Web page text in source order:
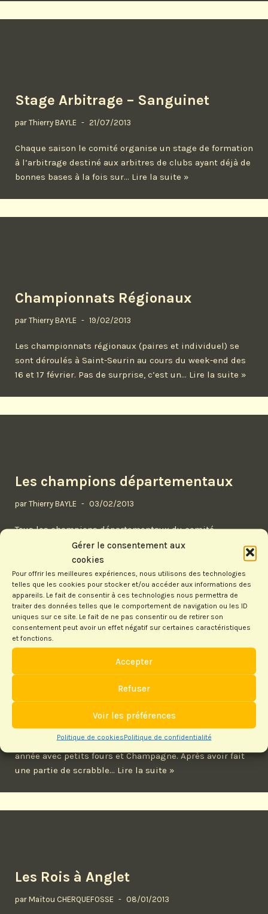
Gérer le consentement aux
cookies
Pour offrir les meilleures expériences, nous utilisons des technologies
telles que les cookies pour stocker et/ou accéder aux informations des
appareils. Le fait de consentir à ces technologies nous permettra de
traiter des données telles que le comportement de navigation ou les ID
uniques sur ce site. Le fait de ne pas consentir ou de retirer son
consentement peut avoir un effet négatif sur certaines caractéristiques
et fonctions.
Accepter
Refuser
Voir les préférences
Politique de cookiesPolitique de confidentialité
Stage Arbitrage – Sanguinet
par Thierry BAYLE 21/07/2013
Chaque saison le comité organise un stage de formation
à l’arbitrage destiné aux arbitres de clubs ayant déjà de
bonnes bases à la fois sur… Lire la suite »
Championnats Régionaux
par Thierry BAYLE 19/02/2013
Les championnats régionaux (paires et individuel) se
sont déroulés à Saint-Seurin au cours du week-end des
16 et 17 février. Pas de surprise, c’est un… Lire la suite »
Les champions départementaux
par Thierry BAYLE 03/02/2013
Tous les champions départementaux du comité
Aquitaine sont désormais connus. Rappellons que si la
phase 1 sert de base pour déterminer nos champions
départementaux des…Lire la suite »
Saint-Seurin et Coutras fêtent le
Bernadette CATALAN 20/01/2013
Le lundi 7 Janvier le club de St Seurin fêtait la nouvelle
année avec petits fours et Champagne. Après avoir fait
une partie de scrabble… Lire la suite »
Les Rois à Anglet
par Maïtou CHERQUEFOSSE 08/01/2013